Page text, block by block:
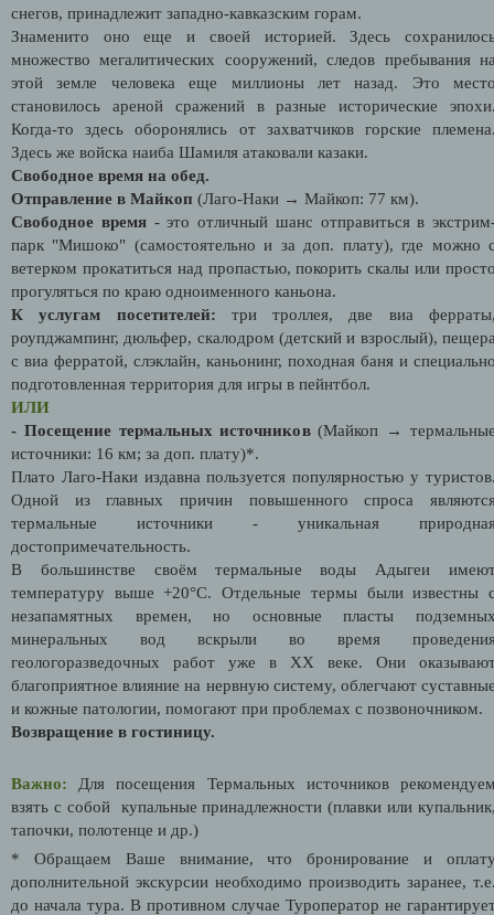
снегов, принадлежит западно-кавказским горам.
Знаменито оно еще и своей историей. Здесь
множество мегалитических сооружений, следов пребывания
этой земле человека еще миллионы лет назад. Это
становилось ареной сражений в разные исторические
Когда-то здесь оборонялись от захватчиков горские
Здесь же войска наиба Шамиля атаковали казаки.
Свободное время на обед.
Отправление в Майкоп (Лаго-Наки → Майкоп: 77 км).
Свободное время - это отличный шанс отправиться в
парк "Мишоко" (самостоятельно и за доп. плату), где можно
ветерком прокатиться над пропастью, покорить скалы или
прогуляться по краю одноименного каньона.
К услугам посетителей: три троллея, две виа
роупджампинг, дюльфер, скалодром (детский и взрослый),
с виа ферратой, слэклайн, каньонинг, походная баня и
подготовленная территория для игры в пейнтбол.
ИЛИ
- Посещение термальных источников(Майкоп →
источники: 16 км; за доп. плату)*.
Плато Лаго-Наки издавна пользуется популярностью у
Одной из главных причин повышенного спроса
термальные источники - уникальная
достопримечательность.
В большинстве своём термальные воды Адыгеи
температуру выше +20°С. Отдельные термы были известны
незапамятных времен, но основные пласты
минеральных вод вскрыли во время
геологоразведочных работ уже в XX веке. Они
благоприятное влияние на нервную систему, облегчают
и кожные патологии, помогают при проблемах с позвоночником.
Возвращение в гостиницу.
Важно: Для посещения Термальных источников
взять с собой купальные принадлежности (плавки или
тапочки, полотенце и др.)
* Обращаем Ваше внимание, что бронирование и
дополнительной экскурсии необходимо производить заранее,
до начала тура. В противном случае Туроператор не